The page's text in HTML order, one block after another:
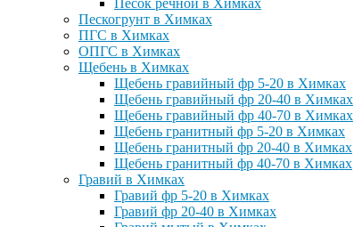
Пескогрунт в Химках
ПГС в Химках
ОПГС в Химках
Щебень в Химках
Щебень гравийный фр 5-20 в Химках
Щебень гравийный фр 20-40 в Химках
Щебень гравийный фр 40-70 в Химках
Щебень гранитный фр 5-20 в Химках
Щебень гранитный фр 20-40 в Химках
Щебень гранитный фр 40-70 в Химках
Гравий в Химках
Гравий фр 5-20 в Химках
Гравий фр 20-40 в Химках